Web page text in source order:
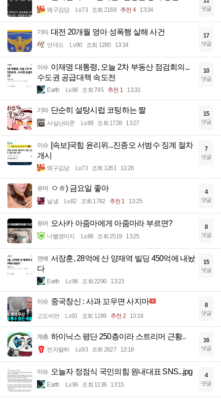
왜구김당 Lv.73 조회 2168 추천 4 13:34 댓글
기타 대전 20개월 영아 성폭행 살해 사건
언데드 Lv.90 조회 1280 13:34
17
댓글
이슈 이재명 대통령, 오늘 2차 부동산 점검회의...
수도권 공급대책 속도전
Earth Lv.96 조회 745 추천 1 13:33
10
댓글
기타 단순히 설탕시럽 코팅하는 짤
사실난라쿤 Lv.89 조회 1728 13:27
15
댓글
이슈 [속보]국힘 윤리위...진종오 서범수 징계 절차
개시
왜구김당 Lv.73 조회 1261 13:26
7
댓글
유머 ㅇㅎ) 금요일 좋아
닐냄 Lv.82 조회 1782 추천 1 13:25
4
댓글
유머 오사카 아줌마에게 아줌마라 부르면?
너빨갱이지 Lv.86 조회 2519 13:25
8
댓글
연예
서장훈, 28억에 산 양재역 빌딩 450억에 내놨
다
Earth Lv.96 조회 2290 13:23
15
댓글
이슈 중국창신 : 사과 꼬우면 사지마
고도비만 Lv.91 조회 1199 추천 2 13:19
8
댓글
계층 하이닉스 평단 250층이라 스트리머 근황..
전자팔찌 Lv.93 조회 2627 13:18
16
댓글
이슈 오늘자 정점식 국민의힘 원내대표 SNS...jpg
Earth Lv.96 조회 1136 13:15
4
댓글